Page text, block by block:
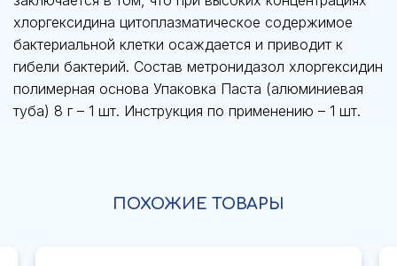
хлоргексидина цитоплазматическое содержимое
бактериальной клетки осаждается и приводит к
гибели бактерий. Состав метронидазол хлоргексидин
полимерная основа Упаковка Паста (алюминиевая
туба) 8 г – 1 шт. Инструкция по применению – 1 шт.
ПОХОЖИЕ ТОВАРЫ